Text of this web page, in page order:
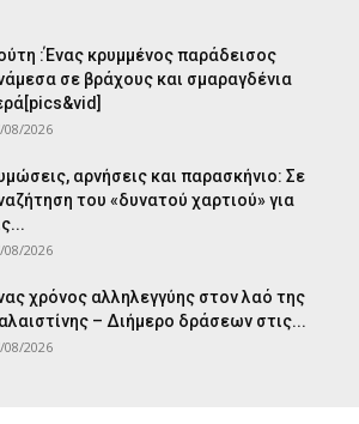
:Ένας κρυμμένος παράδεισος
σε βράχους και σμαραγδένια
08/2026
αρνήσεις και παρασκήνιο: Σε
του «δυνατού χαρτιού» για
08/2026
χρόνος αλληλεγγύης στον λαό της
– Διήμερο δράσεων στις...
08/2026